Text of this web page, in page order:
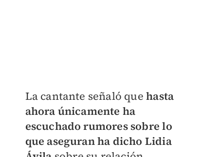
La cantante señaló que hasta
ahora únicamente ha
escuchado rumores sobre lo
que aseguran ha dicho Lidia